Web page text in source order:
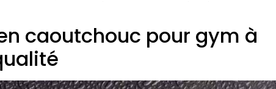
caoutchouc pour gym à